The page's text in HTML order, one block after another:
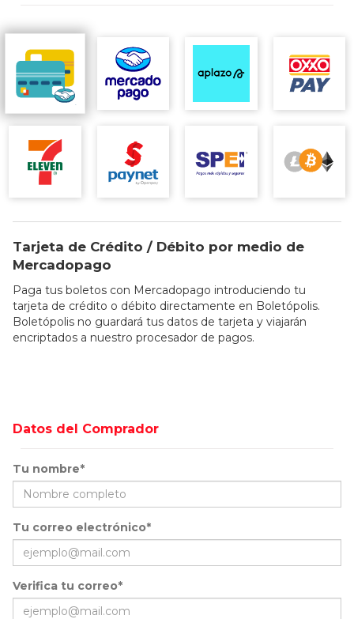
Tarjeta de Crédito / Débito por medio de
Mercadopago
Paga tus boletos con Mercadopago introduciendo tu
tarjeta de crédito o débito directamente en Boletópolis.
Boletópolis no guardará tus datos de tarjeta y viajarán
encriptados a nuestro procesador de pagos.
Datos del Comprador
Tu nombre*
Tu correo electrónico*
Verifica tu correo*